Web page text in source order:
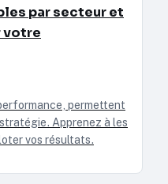
par secteur et
votre
permettent
Apprenez à les
vos résultats.